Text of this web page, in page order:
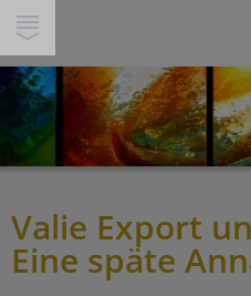
SUCHE
INHALTE
PFARREN
GLAUBEN & FEIERN
Spiritualität
Feiern
Beten
THEMEN
Miteinander
SERVICE & HILFE
Valie Export
Eine späte